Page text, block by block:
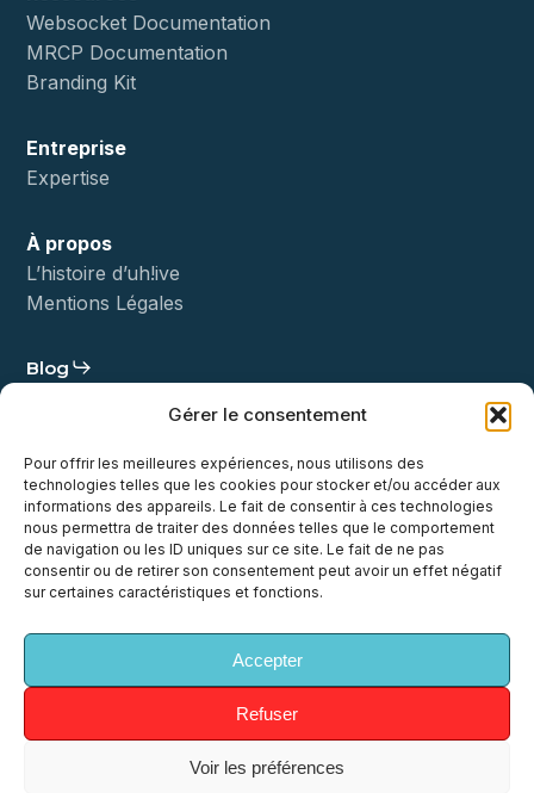
Gérer le consentement
Pour offrir les meilleures expériences, nous utilisons des
technologies telles que les cookies pour stocker et/ou accéder aux
informations des appareils. Le fait de consentir à ces technologies
nous permettra de traiter des données telles que le comportement
de navigation ou les ID uniques sur ce site. Le fait de ne pas
consentir ou de retirer son consentement peut avoir un effet négatif
sur certaines caractéristiques et fonctions.
Accepter
Refuser
Voir les préférences
Websocket Documentation
MRCP Documentation
Branding Kit
Entreprise
Expertise
À propos
L’histoire d’uh!ive
Mentions Légales
Blog
Démo
Contact
twitter
linkedin